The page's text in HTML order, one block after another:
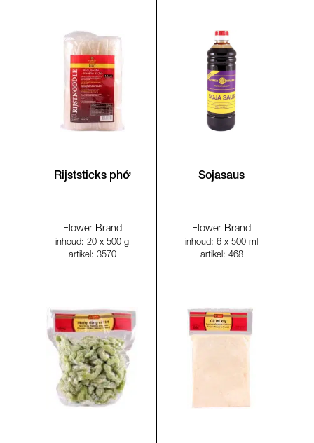
Rijststicks phở
Flower Brand
inhoud: 20 x 500 g
artikel: 3570
Sojasaus
Flower Brand
inhoud: 6 x 500 ml
artikel: 468